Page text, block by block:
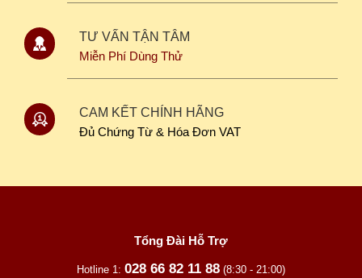
TƯ VẤN TẬN TÂM
Miễn Phí Dùng Thử
CAM KẾT CHÍNH HÃNG
Đủ Chứng Từ & Hóa Đơn VAT
Tổng Đài Hỗ Trợ
Hotline 1: 028 66 82 11 88 (8:30 - 21:00)